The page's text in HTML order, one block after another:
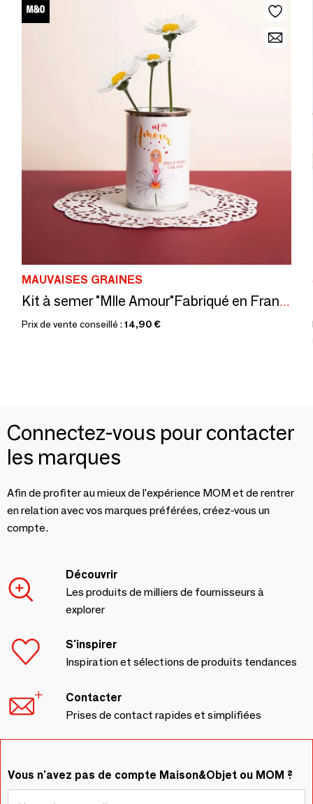
MAUVAISES GRAINES
Kit à semer "Mlle Amour"Fabriqué en France
Prix de vente conseillé : 14,90 €
Connectez-vous pour contacter
les marques
Afin de profiter au mieux de l'expérience MOM et de rentrer
en relation avec vos marques préférées, créez-vous un
compte.
Découvrir
Les produits de milliers de fournisseurs à
explorer
S'inspirer
Inspiration et sélections de produits tendances
Contacter
Prises de contact rapides et simplifiées
Vous n'avez pas de compte Maison&Objet ou MOM ?